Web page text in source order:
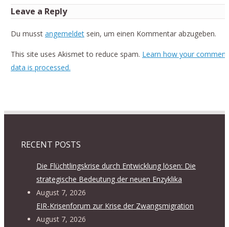
Leave a Reply
Du musst angemeldetsein, um einen Kommentar abzugeben.
This site uses Akismet to reduce spam. Learn how your comment
data is processed.
RECENT POSTS
Die Flüchtlingskrise durch Entwicklung lösen: Die
strategische Bedeutung der neuen Enzyklika
August 7, 2026
EIR-Krisenforum zur Krise der Zwangsmigration
August 7, 2026